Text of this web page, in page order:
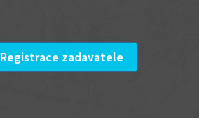
Registrace zadavatele